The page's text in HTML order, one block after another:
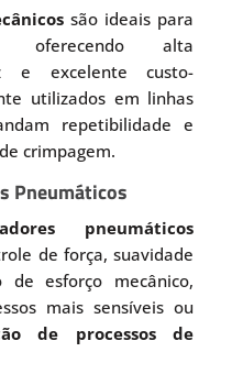
são ideais para
oferecendo alta
e excelente custo-
utilizados em linhas
repetibilidade e
crimpagem.
Pneumáticos
pneumáticos
de força, suavidade
esforço mecânico,
mais sensíveis ou
de processos de